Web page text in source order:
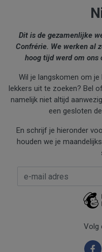
Dit is de gezamenlijke
Confrérie. We werken al
hoog tijd werd om ons
Wil je langskomen om
lekkers uit te zoeken? Bel
namelijk niet altijd
een gesloten
En schrijf je hieronder
houden we je
E-mail Adres
Volg